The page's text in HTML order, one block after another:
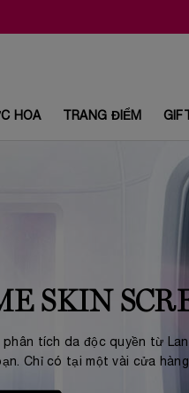
HOA TRANG ĐIỂM
SKIN
phân tích da độc quyền từ
Chỉ có tại một vài cửa